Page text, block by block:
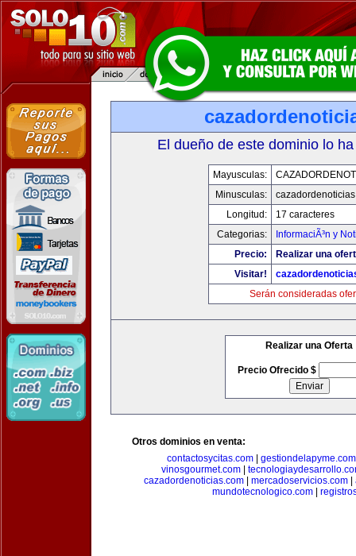
El dueño de este dominio lo
Mayusculas:
Minusculas:
Longitud:
17 caracteres
Categorias:
InformaciÃ³n y
Precio:
Realizar una
Visitar!
Serán consideradas
Realizar una Oferta
Precio Ofrecido $
Otros dominios en venta:
contactosycitas.com| gestiondelapyme.com
vinosgourmet.com
cazadordenoticias.com
mercadoservicios.com
mundotecnologico.com|